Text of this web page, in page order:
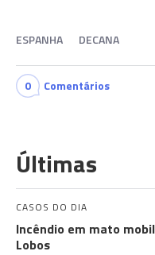
ESPANHA DECANA
0 Comentários
Últimas
CASOS DO DIA
Incêndio em mato
Lobos